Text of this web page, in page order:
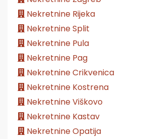
Nekretnine Rijeka
Nekretnine Split
Nekretnine Pula
Nekretnine Pag
Nekretnine Crikvenica
Nekretnine Kostrena
Nekretnine Viškovo
Nekretnine Kastav
Nekretnine Opatija